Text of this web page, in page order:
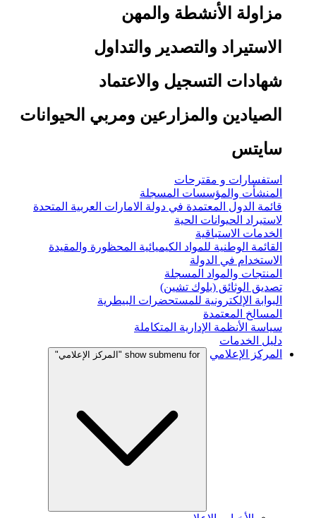
مزاولة الأنشطة والمهن
الاستيراد والتصدير والتداول
شهادات التسجيل والاعتماد
الصيادين والمزارعين ومربي الحيوانات
سايتس
استفسارات و مقترحات
المنشأت والمؤسسات المسجلة
قائمة الدول المعتمدة في دولة الامارات العربية المتحدة
لاستيراد الحيوانات الحية
الخدمات الاستباقية
القائمة الوطنية للمواد الكيميائية المحظورة والمقيدة
الاستخدام في الدولة
المنتجات والمواد المسجلة
تصديق الوثائق (بلوك تشين)
البوابة الإلكترونية للمستحضرات البيطرية
المسالخ المعتمدة
سياسة الأنظمة الإدارية المتكاملة
دليل الخدمات
المركز الإعلامي
show submenu for "المركز الإعلامي"